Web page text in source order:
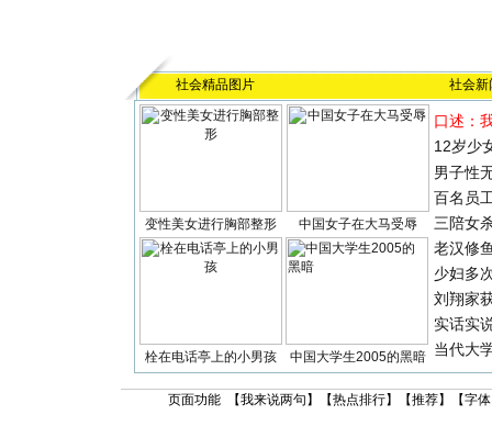
社会精品图片 社会新
变性美女进行胸部整形 中国女子在大马受辱
栓在电话亭上的小男孩 中国大学生2005的黑暗
口述：
12岁少
男子性
百名员
三陪女
老汉修
少妇多
刘翔家
实话实
当代大
页面功能 【我来说两句 】【热点排行】【推荐】【字